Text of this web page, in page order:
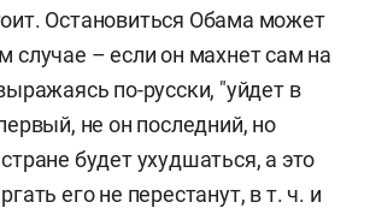
Остановиться Обама может
случае – если он махнет сам на
по-русски, "уйдет в
не он последний, но
будет ухудшаться, а это
его не перестанут, в т. ч. и